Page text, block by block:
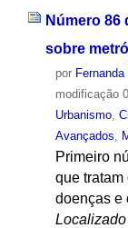
Número
sobre
por
modificação
Urbanismo,
Avançados
Primeiro
que
doenças e